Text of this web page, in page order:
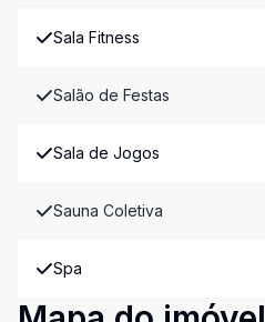
Sala Fitness
Salão de Festas
Sala de Jogos
Sauna Coletiva
Spa